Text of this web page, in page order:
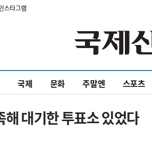
스타그램
국제 문화 주말엔 스포츠
대기한 투표소 있었다